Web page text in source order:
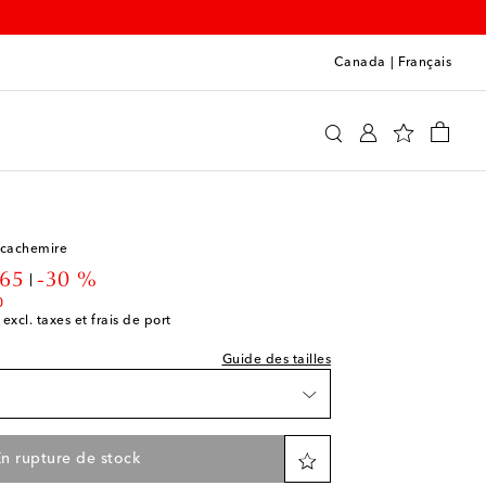
Canada Français
price
-30 %
taxes et frais de port
Guide des tailles
Wishlist
la Wishlist
à la Wishlist
rupture de stock